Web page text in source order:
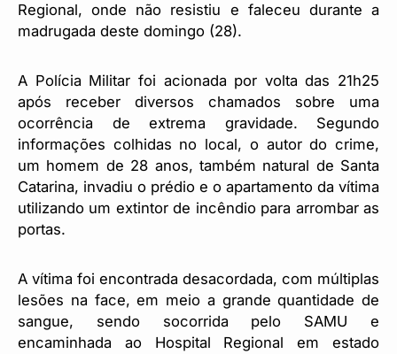
Regional, onde não resistiu e faleceu durante a
madrugada deste domingo (28).
A Polícia Militar foi acionada por volta das 21h25
após receber diversos chamados sobre uma
ocorrência de extrema gravidade. Segundo
informações colhidas no local, o autor do crime,
um homem de 28 anos, também natural de Santa
Catarina, invadiu o prédio e o apartamento da vítima
utilizando um extintor de incêndio para arrombar as
portas.
A vítima foi encontrada desacordada, com múltiplas
lesões na face, em meio a grande quantidade de
sangue, sendo socorrida pelo SAMU e
encaminhada ao Hospital Regional em estado